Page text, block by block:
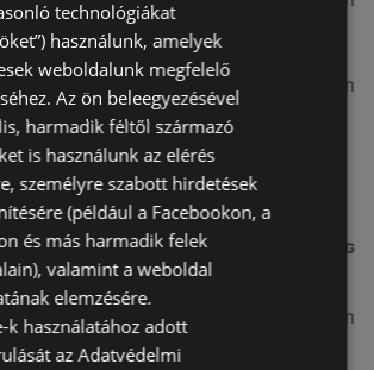
9483 Fertőszentmiklós
Fertőd
24,98 km
üzletek a közelben
TÁVOLSÁG
Sopron
3,26 km
technológiákat
használunk, amelyek
weboldalunk megfelelő
Az ön beleegyezésével
harmadik féltől származó
is használunk az elérés
személyre szabott hirdetések
(például a Facebookon, a
és más harmadik felek
valamint a weboldal
elemzésére.
k használatához adott
az Adatvédelmi